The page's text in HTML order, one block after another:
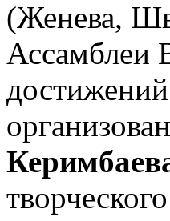
(Женева,
Ассамблеи